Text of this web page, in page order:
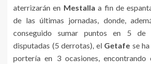
aterrizarán en Mestalla a fin de
de las últimas jornadas, donde,
conseguido sumar puntos en 5 de
disputadas (5 derrotas), el Getafe se
portería en 3 ocasiones, encontrando